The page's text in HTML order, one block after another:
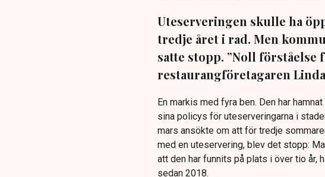
Uteserveringen skulle ha
tredje året i rad. Men
satte stopp. ”Noll förståelse
restaurangföretagaren
En markis med fyra ben. Den har
sina policys för uteserveringarna i
mars ansökte om att för tredje
med en uteservering, blev det stopp:
att den har funnits på plats i över tio år,
sedan 2018.